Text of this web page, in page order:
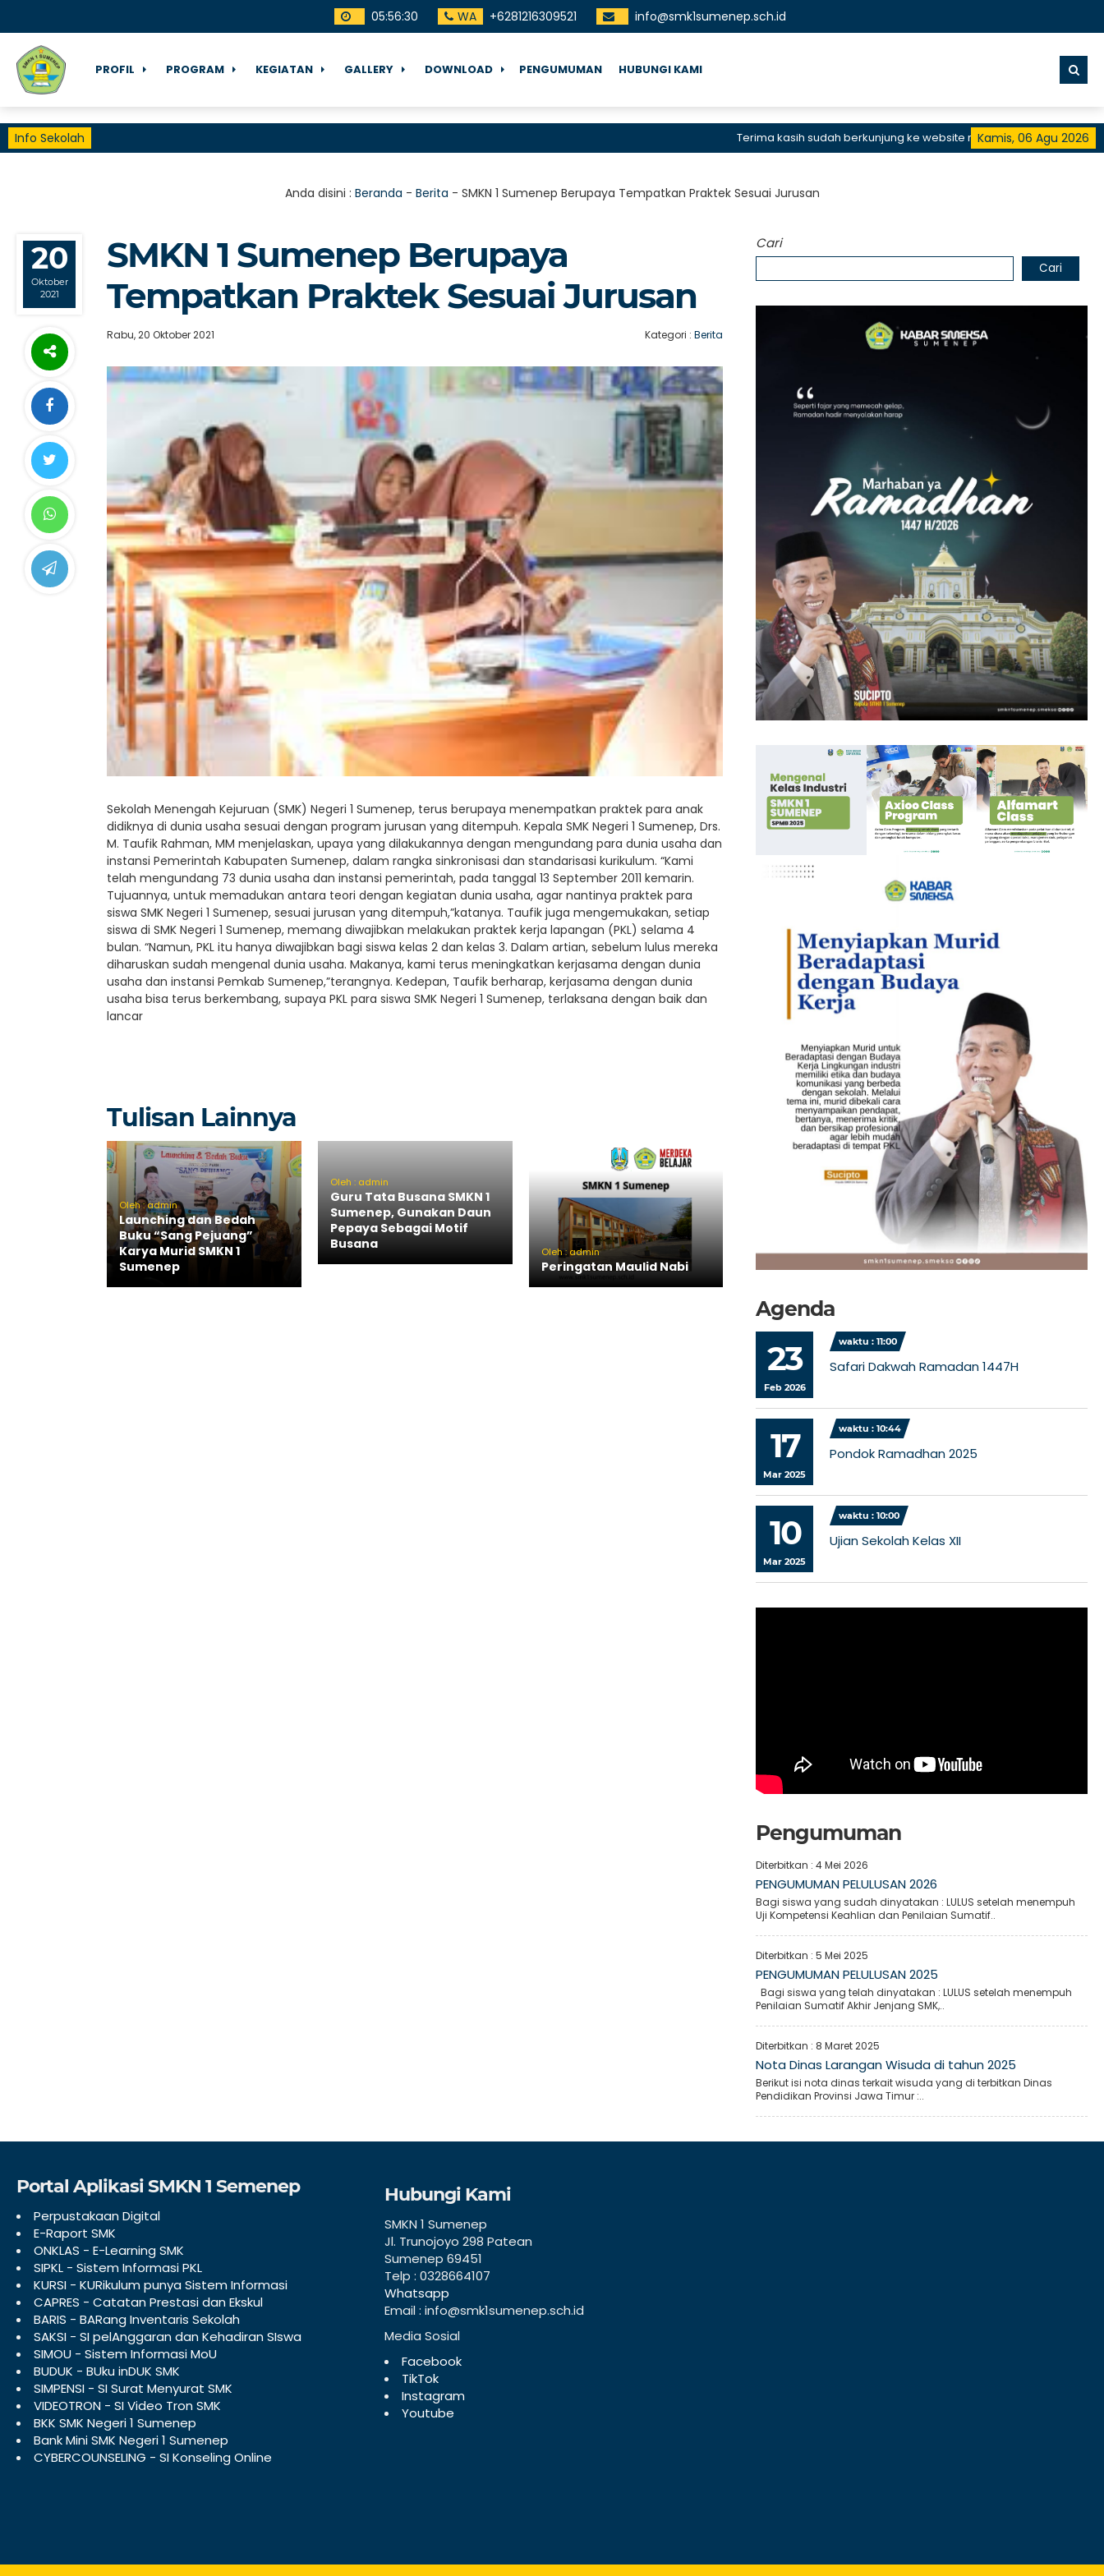
05:56:31 WA +6281216309521 info@smk1sumenep.sch.id
PROFIL PROGRAM KEGIATAN GALLERY DOWNLOAD PENGUMUMAN HUBUNGI KAMI
Info Sekolah Kamis, 06 Agu 2026
Terima kasih sudah berkunjung ke website resmi SMKN 1 Sumenep, SMK
Anda disini : Beranda - Berita - SMKN 1 Sumenep Berupaya Tempatkan Praktek Sesuai Jurusan
20
Oktober
2021
SMKN 1 Sumenep Berupaya
Tempatkan Praktek Sesuai Jurusan
Rabu, 20 Oktober 2021 Kategori :Berita
Sekolah Menengah Kejuruan (SMK) Negeri 1 Sumenep, terus berupaya menempatkan praktek para anak
didiknya di dunia usaha sesuai dengan program jurusan yang ditempuh. Kepala SMK Negeri 1 Sumenep, Drs.
M. Taufik Rahman, MM menjelaskan, upaya yang dilakukannya dengan mengundang para dunia usaha dan
instansi Pemerintah Kabupaten Sumenep, dalam rangka sinkronisasi dan standarisasi kurikulum. “Kami
telah mengundang 73 dunia usaha dan instansi pemerintah, pada tanggal 13 September 2011 kemarin.
Tujuannya, untuk memadukan antara teori dengan kegiatan dunia usaha, agar nantinya praktek para
siswa SMK Negeri 1 Sumenep, sesuai jurusan yang ditempuh,”katanya. Taufik juga mengemukakan, setiap
siswa di SMK Negeri 1 Sumenep, memang diwajibkan melakukan praktek kerja lapangan (PKL) selama 4
bulan. “Namun, PKL itu hanya diwajibkan bagi siswa kelas 2 dan kelas 3. Dalam artian, sebelum lulus mereka
diharuskan sudah mengenal dunia usaha. Makanya, kami terus meningkatkan kerjasama dengan dunia
usaha dan instansi Pemkab Sumenep,”terangnya. Kedepan, Taufik berharap, kerjasama dengan dunia
usaha bisa terus berkembang, supaya PKL para siswa SMK Negeri 1 Sumenep, terlaksana dengan baik dan
lancar
Tulisan Lainnya
Oleh : admin
Launching dan Bedah
Buku “Sang Pejuang”
Karya Murid SMKN 1
Sumenep
Oleh : admin
Guru Tata Busana SMKN 1
Sumenep, Gunakan Daun
Pepaya Sebagai Motif
Busana
Oleh : admin
Peringatan Maulid Nabi
Cari
Cari
Agenda
23
Feb 2026
waktu : 11:00
Safari Dakwah Ramadan 1447H
17
Mar 2025
waktu : 10:44
Pondok Ramadhan 2025
10
Mar 2025
waktu : 10:00
Ujian Sekolah Kelas XII
Pengumuman
Diterbitkan :4 Mei 2026
PENGUMUMAN PELULUSAN 2026
Bagi siswa yang sudah dinyatakan : LULUS setelah menempuh
Uji Kompetensi Keahlian dan Penilaian Sumatif..
Diterbitkan :5 Mei 2025
PENGUMUMAN PELULUSAN 2025
Bagi siswa yang telah dinyatakan : LULUS setelah menempuh
Penilaian Sumatif Akhir Jenjang SMK,..
Diterbitkan : 8 Maret 2025
Nota Dinas Larangan Wisuda di tahun 2025
Berikut isi nota dinas terkait wisuda yang di terbitkan Dinas
Pendidikan Provinsi Jawa Timur :..
Portal Aplikasi SMKN 1 Semenep
Perpustakaan Digital
E-Raport SMK
ONKLAS - E-Learning SMK
SIPKL - Sistem Informasi PKL
KURSI - KURikulum punya Sistem Informasi
CAPRES - Catatan Prestasi dan Ekskul
BARIS - BARang Inventaris Sekolah
SAKSI - SI pelAnggaran dan Kehadiran SIswa
SIMOU - Sistem Informasi MoU
BUDUK - BUku inDUK SMK
SIMPENSI - SI Surat Menyurat SMK
VIDEOTRON - SI Video Tron SMK
BKK SMK Negeri 1 Sumenep
Bank Mini SMK Negeri 1 Sumenep
CYBERCOUNSELING - SI Konseling Online
Hubungi Kami
SMKN 1 Sumenep
Jl. Trunojoyo 298 Patean
Sumenep 69451
Telp : 0328664107
Whatsapp
Email : info@smk1sumenep.sch.id
Media Sosial
Facebook
TikTok
Instagram
Youtube